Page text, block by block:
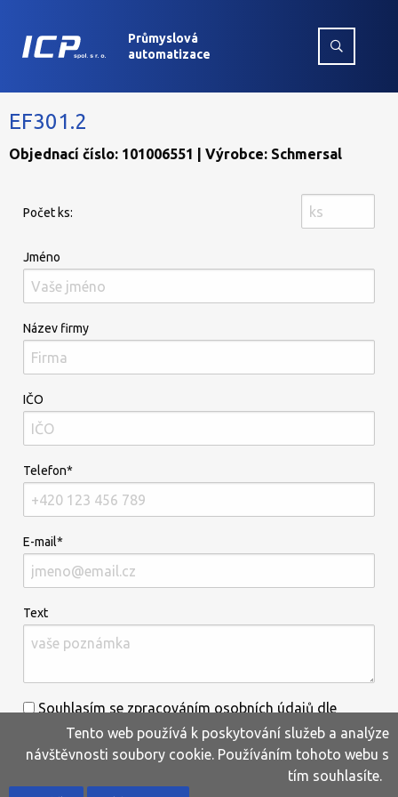
Průmyslová
automatizace
EF301.2
Objednací číslo: 101006551 | Výrobce: Schmersal
Počet ks:
Jméno
Název firmy
IČO
Telefon*
E-mail*
Text
Souhlasím se zpracováním osobních údajů dle
informací uvedenýchzde.*
Tento web používá k poskytování služeb a analýze
návštěvnosti soubory cookie. Používáním tohoto webu s
tím souhlasíte.